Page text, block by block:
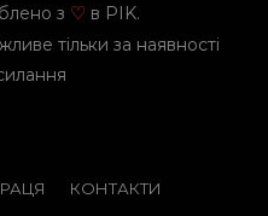
з ♡ в PIK.
тільки за наявності
КОНТАКТИ